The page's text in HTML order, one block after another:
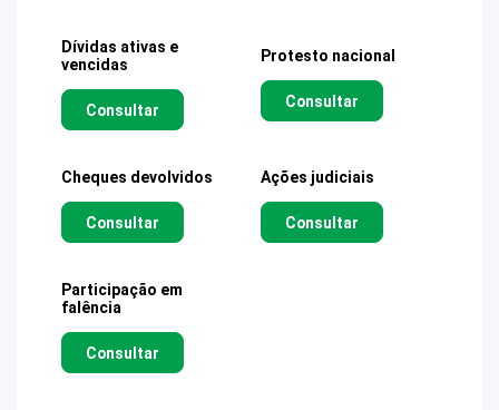
Dívidas ativas e
vencidas
Consultar
Protesto nacional
Consultar
Cheques devolvidos
Consultar
Ações judiciais
Consultar
Participação em
falência
Consultar